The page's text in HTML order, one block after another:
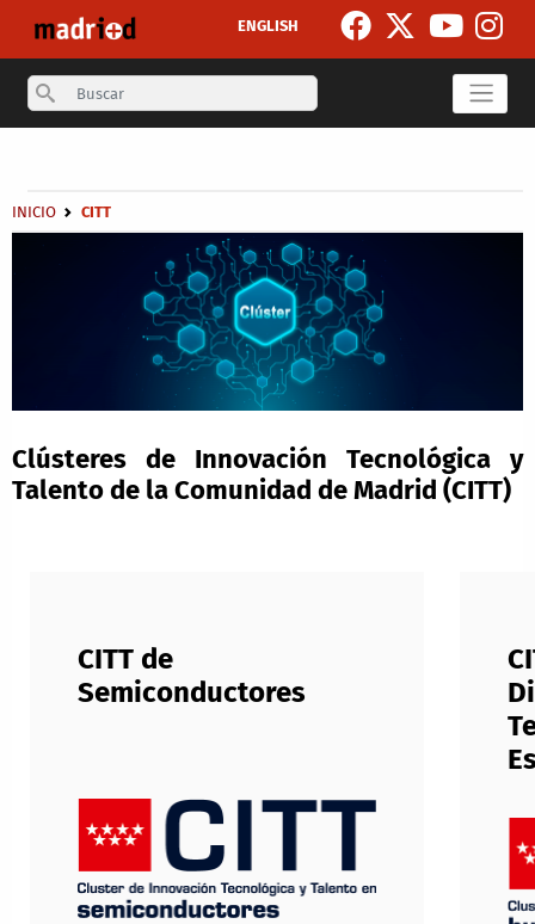
ENGLISH
Search
Breadcrumb
INICIO CITT
Clústeres de Innovación Tecnológica y
Talento de la Comunidad de Madrid (CITT)
CITT de
Semiconductores